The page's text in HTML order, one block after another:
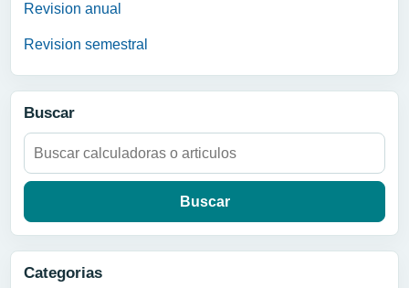
Revision anual
Revision semestral
Buscar
Buscar:
Categorias